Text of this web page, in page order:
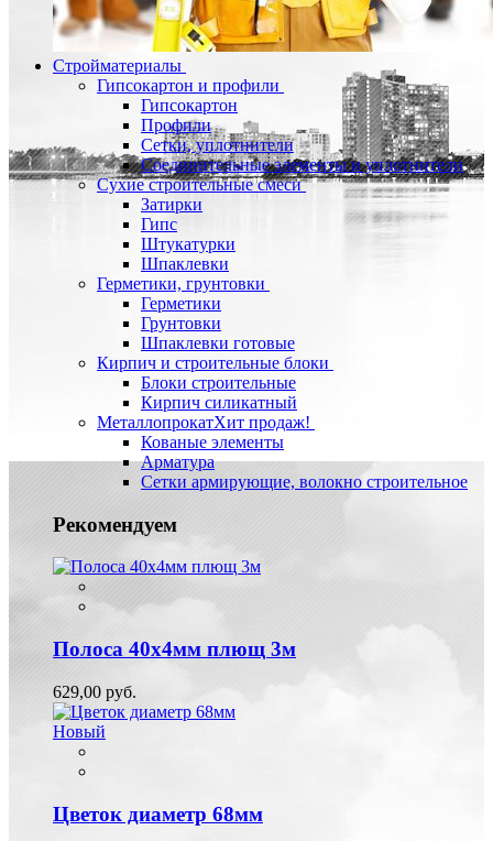
Стройматериалы
Гипсокартон и профили
Гипсокартон
Профили
Сетки, уплотнители
Соединительные элементы и уплотнители
Сухие строительные смеси
Затирки
Гипс
Штукатурки
Шпаклевки
Герметики, грунтовки
Герметики
Грунтовки
Шпаклевки готовые
Кирпич и строительные блоки
Блоки строительные
Кирпич силикатный
МеталлопрокатХит продаж!
Кованые элементы
Арматура
Сетки армирующие, волокно строительное
Рекомендуем
Полоса 40х4мм плющ 3м
629,00 руб.
Новый
Цветок диаметр 68мм